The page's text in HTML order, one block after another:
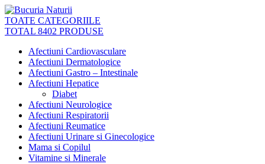
TOATE CATEGORIILE
TOTAL 8402 PRODUSE
Afectiuni Cardiovasculare
Afectiuni Dermatologice
Afectiuni Gastro – Intestinale
Afectiuni Hepatice
Diabet
Afectiuni Neurologice
Afectiuni Respiratorii
Afectiuni Reumatice
Afectiuni Urinare si Ginecologice
Mama si Copilul
Vitamine si Minerale